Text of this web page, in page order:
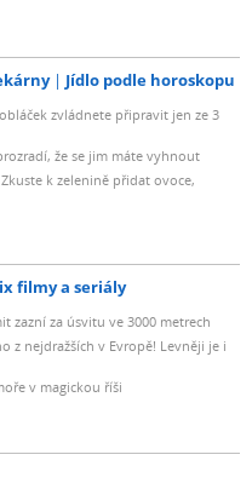
Jídlo podle horoskopu
zvládnete připravit jen ze 3
že se jim máte vyhnout
k zelenině přidat ovoce,
filmy a seriály
zazní za úsvitu ve 3000 metrech
z nejdražších v Evropě! Levněji je i
v magickou říši